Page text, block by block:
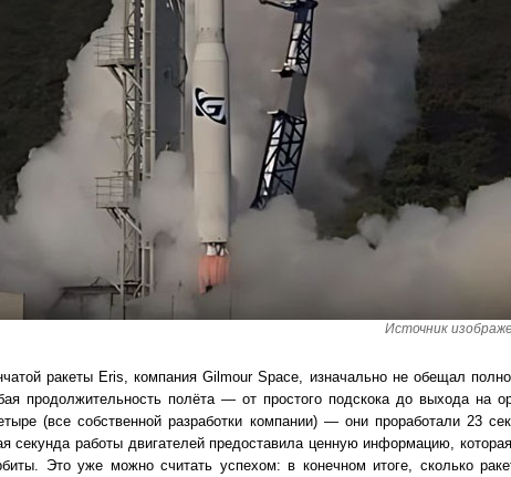
Источник
ракеты Eris, компания Gilmour Space, изначально не обещал
продолжительность полёта — от простого подскока до выхода на
(все собственной разработки компании) — они проработали 23
секунда работы двигателей предоставила ценную информацию,
Это уже можно считать успехом: в конечном итоге, сколько